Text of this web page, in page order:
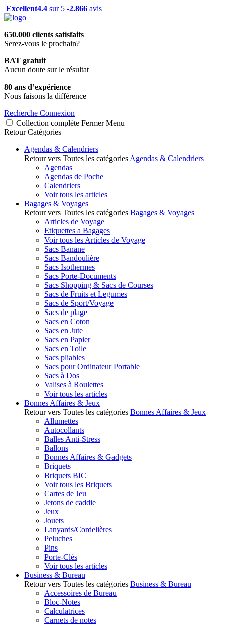
Excellent4.4 sur 5 -2.866 avis
650.000 clients satisfaits
Serez-vous le prochain?
BAT gratuit
Aucun doute sur le résultat
80 ans d’expérience
Nous faisons la différence
Recherche Connexion
Collection complète Fermer Menu
Retour Catégories
Agendas & Calendriers
Retour vers Toutes les catégories Agendas & Calendriers
Agendas
Agendas de Poche
Calendriers
Voir tous les articles
Bagages & Voyages
Retour vers Toutes les catégories Bagages & Voyages
Articles de Voyage
Etiquettes a Bagages
Voir tous les Articles de Voyage
Sacs Banane
Sacs Bandoulière
Sacs Isothermes
Sacs Porte-Documents
Sacs Shopping & Sacs de Courses
Sacs de Fruits et Legumes
Sacs de Sport/Voyage
Sacs de plage
Sacs en Coton
Sacs en Jute
Sacs en Papier
Sacs en Toile
Sacs pliables
Sacs pour Ordinateur Portable
Sacs à Dos
Valises à Roulettes
Voir tous les articles
Bonnes Affaires & Jeux
Retour vers Toutes les catégories Bonnes Affaires & Jeux
Allumettes
Autocollants
Balles Anti-Stress
Ballons
Bonnes Affaires & Gadgets
Briquets
Briquets BIC
Voir tous les Briquets
Cartes de Jeu
Jetons de caddie
Jeux
Jouets
Lanyards/Cordelières
Peluches
Pins
Porte-Clés
Voir tous les articles
Business & Bureau
Retour vers Toutes les catégories Business & Bureau
Accessoires de Bureau
Bloc-Notes
Calculatrices
Carnets de notes